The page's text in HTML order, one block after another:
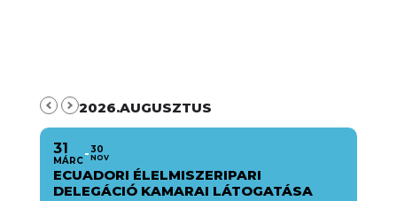
2026.AUGUSZTUS
31
MÁRC
30
NOV
ECUADORI ÉLELMISZERIPARI
DELEGÁCIÓ KAMARAI LÁTOGATÁSA